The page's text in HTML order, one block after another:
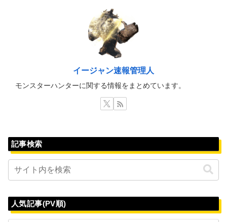
イージャン速報管理人
モンスターハンターに関する情報をまとめています。
記事検索
人気記事(PV順)